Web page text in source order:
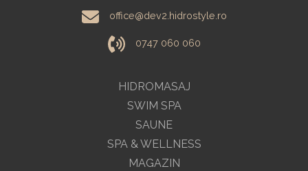
HIDROMASAJ
SWIM SPA
SAUNE
SPA & WELLNESS
MAGAZIN
office@dev2.hidrostyle.ro
0747 060 060